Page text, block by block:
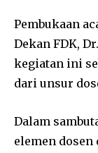
Pembukaan
Dekan FDK,
kegiatan ini
dari unsur
Dalam
elemen dosen